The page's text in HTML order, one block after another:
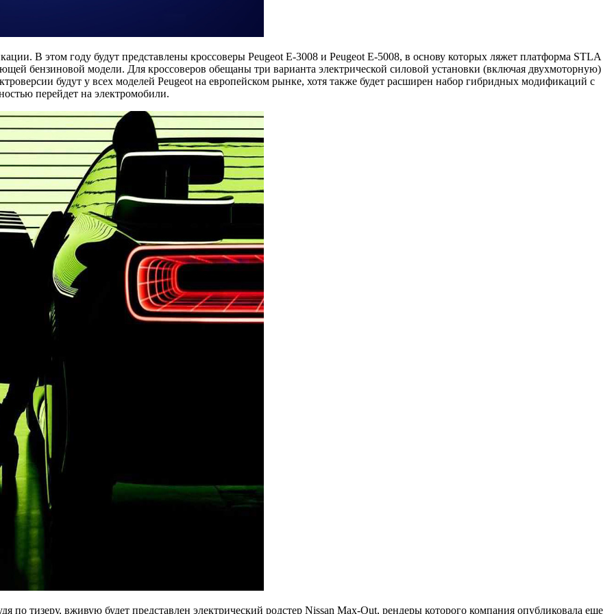
В этом году будут представлены кроссоверы Peugeot E-3008 и Peugeot E-5008, в основу которых ляжет платформа STLA
бензиновой модели. Для кроссоверов обещаны три варианта электрической силовой установки (включая двухмоторную)
будут у всех моделей Peugeot на европейском рынке, хотя также будет расширен набор гибридных модификаций с
перейдет на электромобили.
по тизеру, вживую будет представлен электрический родстер Nissan Max-Out, рендеры которого компания опубликовала еще